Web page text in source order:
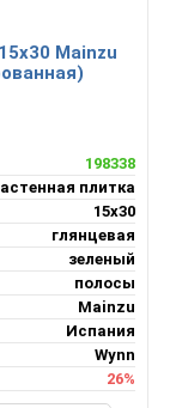
Mainzu
198338
плитка
15x30
глянцевая
зеленый
полосы
Mainzu
Испания
Wynn
26%